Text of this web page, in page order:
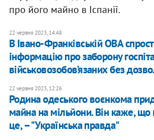
про його майно в Іспанії.
22 червня 2023, 14:48
В Івано-Франківській ОВА
інформацію про заборону
військовозобов’язаних без
22 червня 2023, 12:26
Родина одеського воєнкома
майна на мільйони. Він каже, що
це, – "Українська правда"